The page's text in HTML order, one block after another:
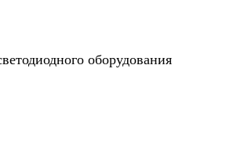
оборудования